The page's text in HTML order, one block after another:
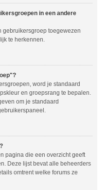
in een andere
gebruikersgroep toegewezen
te herkennen.
word je standaard
en groepsrang te bepalen.
om je standaard
pagina die een overzicht geeft
Deze lijst bevat alle beheerders
omtrent welke forums ze